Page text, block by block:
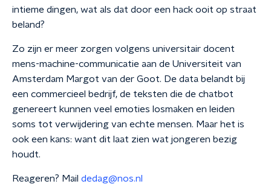
intieme dingen, wat als dat door een hack ooit op straat
beland?
Zo zijn er meer zorgen volgens universitair docent
mens-machine-communicatie aan de Universiteit van
Amsterdam Margot van der Goot. De data belandt bij
een commercieel bedrijf, de teksten die de chatbot
genereert kunnen veel emoties losmaken en leiden
soms tot verwijdering van echte mensen. Maar het is
ook een kans: want dit laat zien wat jongeren bezig
houdt.
Reageren? Mail dedag@nos.nl